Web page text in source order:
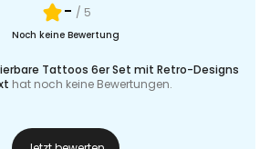
- / 5
Noch keine Bewertung
Tattoos 6er Set mit Retro-Designs
hat noch keine Bewertungen.